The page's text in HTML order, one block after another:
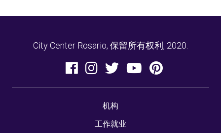
City Center Rosario, 保留所有权利, 2020.
机构
工作就业